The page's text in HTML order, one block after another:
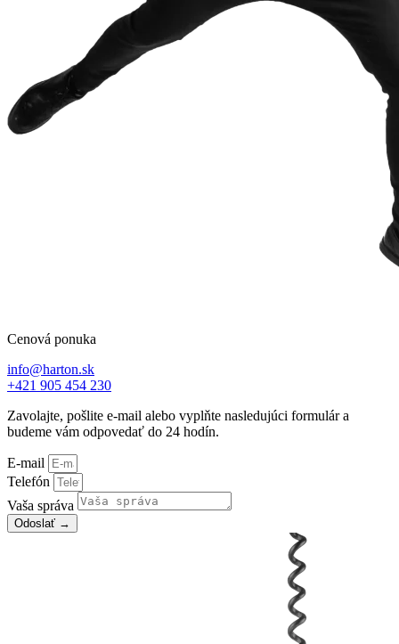
Cenová ponuka
info@harton.sk
+421 905 454 230
Zavolajte, pošlite e-mail alebo vyplňte nasledujúci formulár a
budeme vám odpovedať do 24 hodín.
E-mail
Telefón
Vaša správa
Odoslať →